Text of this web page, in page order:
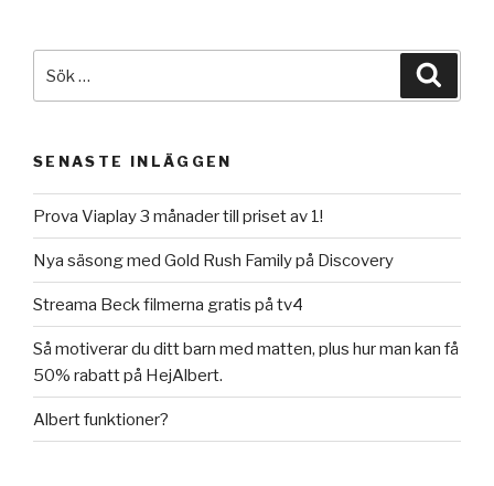
SENASTE INLÄGGEN
Prova Viaplay 3 månader till priset av 1!
Nya säsong med Gold Rush Family på Discovery
Streama Beck filmerna gratis på tv4
Så motiverar du ditt barn med matten, plus hur man kan få
50% rabatt på HejAlbert.
Albert funktioner?